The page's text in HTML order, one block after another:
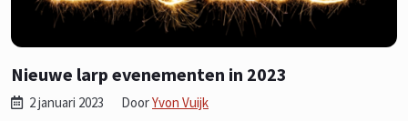
Nieuwe larp evenementen in 2023
2 januari 2023 DoorYvon Vuijk